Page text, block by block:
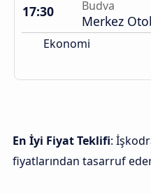
17:30
Budva
Merkez
Ekonomi
En İyi Fiyat Teklifi:
fiyatlarından tasarruf